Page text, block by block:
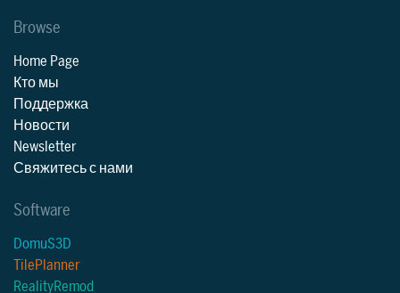
Browse
Home Page
Кто мы
Поддержка
Новости
Newsletter
Свяжитесь с нами
Software
DomuS3D
TilePlanner
RealityRemod